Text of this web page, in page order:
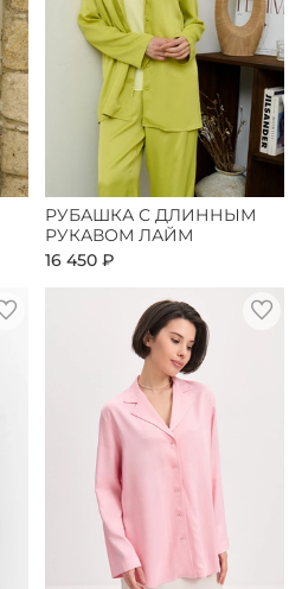
РУБАШКА С ДЛИННЫМ
РУКАВОМ ЛАЙМ
16 450 ₽